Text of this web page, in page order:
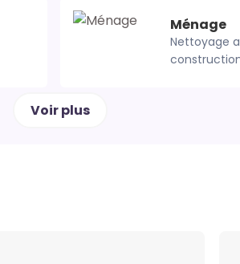
Ménage
Nettoyage appartement, aprés une fête, aprés
Voir plus